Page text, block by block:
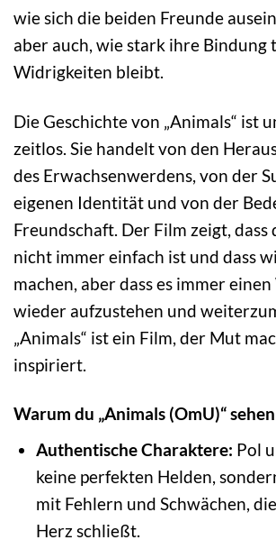
wie sich die beiden Freunde
aber auch, wie stark ihre Bindung
Widrigkeiten bleibt.
Die Geschichte von „Animals“ ist
zeitlos. Sie handelt von den
des Erwachsenwerdens, von der
eigenen Identität und von der
Freundschaft. Der Film zeigt, dass
nicht immer einfach ist und dass
machen, aber dass es immer einen
wieder aufzustehen und
„Animals“ ist ein Film, der Mut
inspiriert.
Warum du „Animals (OmU)“
Authentische Charaktere: Pol
keine perfekten Helden,
mit Fehlern und Schwächen,
Herz schließt.